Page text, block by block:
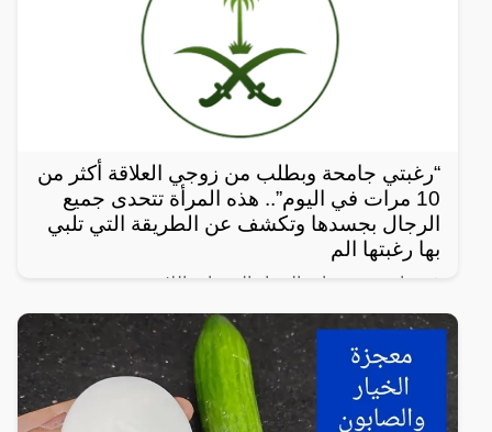
“رغبتي جامحة وبطلب من زوجي العلاقة أكثر من
10 مرات في اليوم”.. هذه المرأة تتحدى جميع
الرجال بجسدها وتكشف عن الطريقة التي تلبي
بها رغبتها الم
في واحدة من نوادر النساء العربيات اللاتي يعشن شهوة
مفرطة في الرغبة بالعلاقة الجنسية، سواءً ضمن علاقة
زوجية مشروعة أو علاقة محرمة مع الرجال، ففي هذا
المقال